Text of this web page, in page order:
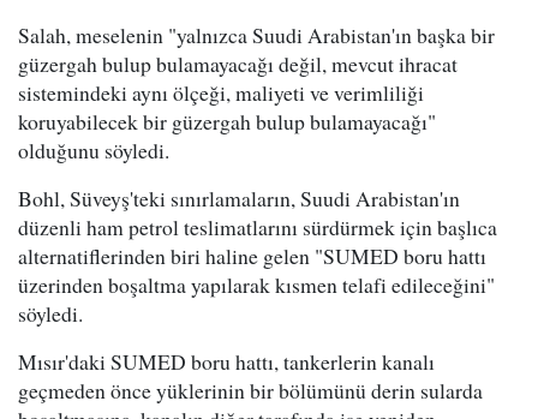
Salah, meselenin "yalnızca Suudi Arabistan'ın başka bir
güzergah bulup bulamayacağı değil, mevcut ihracat
sistemindeki aynı ölçeği, maliyeti ve verimliliği
koruyabilecek bir güzergah bulup bulamayacağı"
olduğunu söyledi.
Bohl, Süveyş'teki sınırlamaların, Suudi Arabistan'ın
düzenli ham petrol teslimatlarını sürdürmek için başlıca
alternatiflerinden biri haline gelen "SUMED boru hattı
üzerinden boşaltma yapılarak kısmen telafi edileceğini"
söyledi.
Mısır'daki SUMED boru hattı, tankerlerin kanalı
geçmeden önce yüklerinin bir bölümünü derin sularda